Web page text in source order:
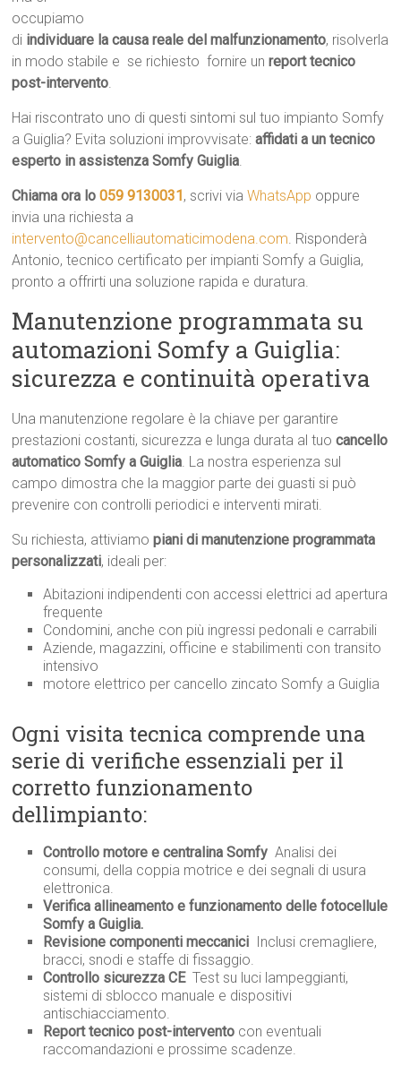
occupiamo
di individuare la causa reale del malfunzionamento, risolverla
in modo stabile e  se richiesto  fornire unreport tecnico
post-intervento.
Hai riscontrato uno di questi sintomi sul tuo impianto Somfy
a Guiglia? Evita soluzioni improvvisate:affidati a un tecnico
esperto in assistenza Somfy Guiglia.
Chiama ora lo059 9130031 , scrivi viaWhatsApp oppure
invia una richiesta a
intervento@cancelliautomaticimodena.com. Risponderà
Antonio, tecnico certificato per impianti Somfy a Guiglia,
pronto a offrirti una soluzione rapida e duratura.
Manutenzione programmata su
automazioni Somfy a Guiglia:
sicurezza e continuità operativa
Una manutenzione regolare è la chiave per garantire
prestazioni costanti, sicurezza e lunga durata al tuocancello
automatico Somfy a Guiglia. La nostra esperienza sul
campo dimostra che la maggior parte dei guasti si può
prevenire con controlli periodici e interventi mirati.
Su richiesta, attiviamopiani di manutenzione programmata
personalizzati, ideali per:
Abitazioni indipendenti con accessi elettrici ad apertura
frequente
Condomini, anche con più ingressi pedonali e carrabili
Aziende, magazzini, officine e stabilimenti con transito
intensivo
motore elettrico per cancello zincato Somfy a Guiglia
Ogni visita tecnica comprende una
serie di verifiche essenziali per il
corretto funzionamento
dellimpianto:
Controllo motore e centralina Somfy  Analisi dei
consumi, della coppia motrice e dei segnali di usura
elettronica.
Verifica allineamento e funzionamento delle fotocellule
Somfy a Guiglia.
Revisione componenti meccanici  Inclusi cremagliere,
bracci, snodi e staffe di fissaggio.
Controllo sicurezza CE Test su luci lampeggianti,
sistemi di sblocco manuale e dispositivi
antischiacciamento.
Report tecnico post-intervento con eventuali
raccomandazioni e prossime scadenze.